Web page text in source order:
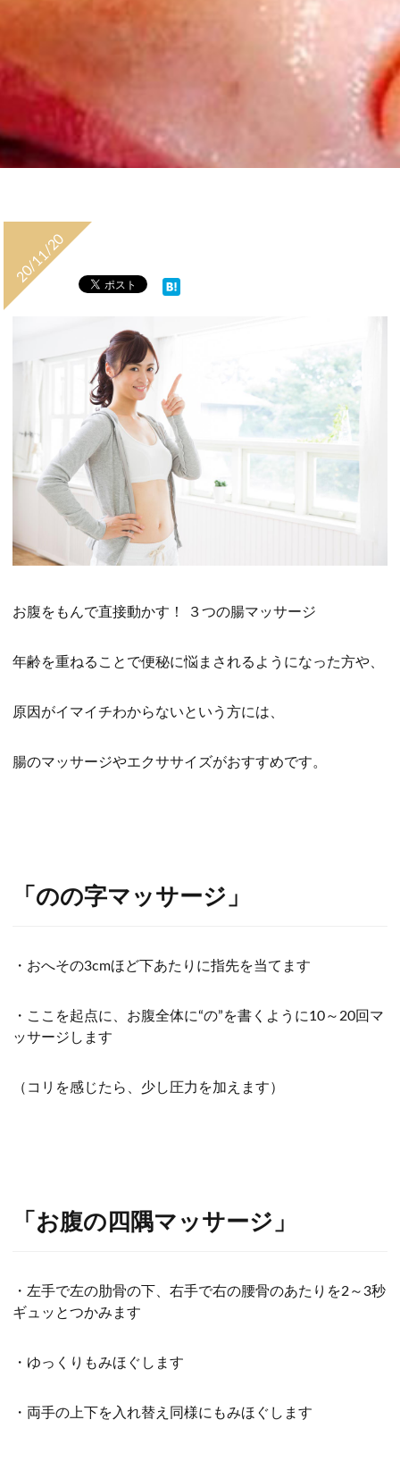
20/11/20
お腹をもんで直接動かす！ ３つの腸マッサージ
年齢を重ねることで便秘に悩まされるようになった方や、
原因がイマイチわからないという方には、
腸のマッサージやエクササイズがおすすめです。
「のの字マッサージ」
・おへその3cmほど下あたりに指先を当てます
・ここを起点に、お腹全体に“の”を書くように10～20回マ
ッサージします
（コリを感じたら、少し圧力を加えます）
「お腹の四隅マッサージ」
・左手で左の肋骨の下、右手で右の腰骨のあたりを2～3秒
ギュッとつかみます
・ゆっくりもみほぐします
・両手の上下を入れ替え同様にもみほぐします